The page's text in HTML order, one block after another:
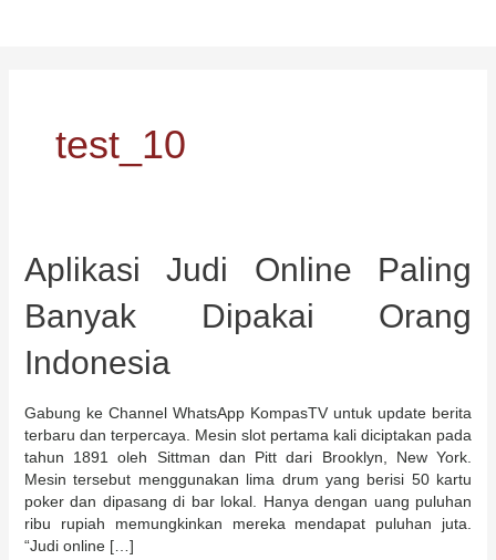
test_10
Aplikasi Judi Online Paling
Banyak Dipakai Orang
Indonesia
Gabung ke Channel WhatsApp KompasTV untuk update berita
terbaru dan terpercaya. Mesin slot pertama kali diciptakan pada
tahun 1891 oleh Sittman dan Pitt dari Brooklyn, New York.
Mesin tersebut menggunakan lima drum yang berisi 50 kartu
poker dan dipasang di bar lokal. Hanya dengan uang puluhan
ribu rupiah memungkinkan mereka mendapat puluhan juta.
“Judi online […]